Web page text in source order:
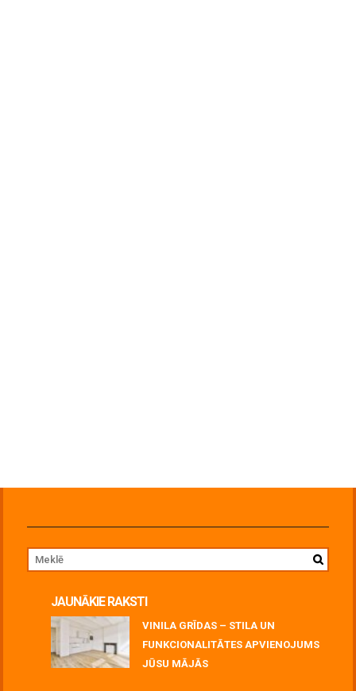
JAUNĀKIE RAKSTI
VINILA GRĪDAS – STILA UN
FUNKCIONALITĀTES APVIENOJUMS
JŪSU MĀJĀS